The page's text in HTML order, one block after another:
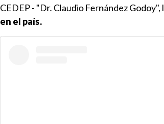
CEDEP - "Dr. Claudio Fernández Godoy", l
en el país.